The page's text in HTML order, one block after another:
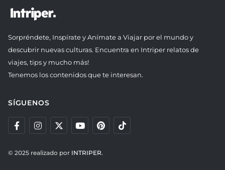
Sorpréndete, Inspírate y Anímate a Viajar por el mundo y
descubrir nuevas culturas. Encuentra en Intriper relatos de
viajes, tips y mucho más!
Tenemos los contenidos que te interesan.
SÍGUENOS
© 2025 realizado por INTRIPER.